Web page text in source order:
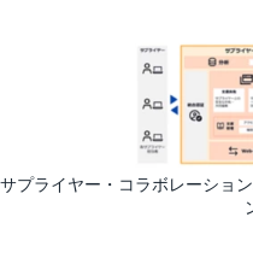
サプライヤー・コラボレーショ